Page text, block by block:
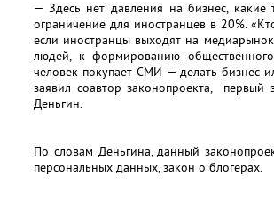
— Здесь нет давления на бизнес,
ограничение для иностранцев в 20%.
если иностранцы выходят на
людей, к формированию
человек покупает СМИ — делать бизнес
заявил соавтор законопроекта,
Деньгин.
По словам Деньгина, данный
персональных данных, закон о блогерах.